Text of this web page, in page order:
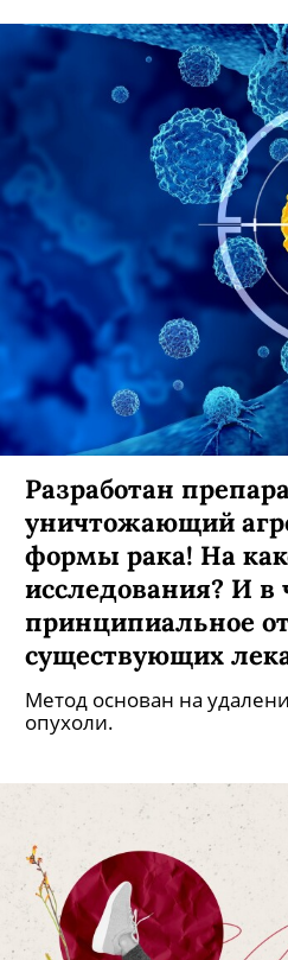
Разработан
уничтожающий
формы рака! На
исследования? И в
принципиальное
существующих
Метод основан на
опухоли.